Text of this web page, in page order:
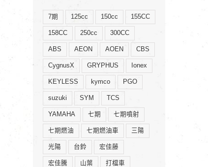
7期 125cc 150cc 155CC
158CC 250cc 300CC
ABS AEON AOEN CBS
CygnusX GRYPHUS Ionex
KEYLESS kymco PGO
suzuki SYM TCS
YAMAHA 七期 七期噴射
七期燃油 七期燃油車 三陽
光陽 台鈴 宏佳藤
宏佳騰 山葉 打檔車